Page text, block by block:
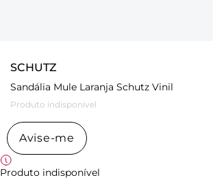
SCHUTZ
Sandália Mule Laranja Schutz Vinil
Produto indisponível
Avise-me
Produto indisponível